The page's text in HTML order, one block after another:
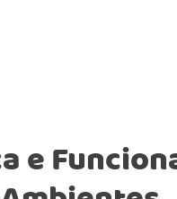
e